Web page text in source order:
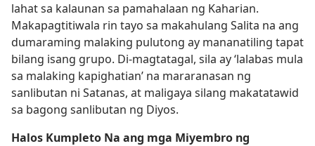
lahat sa kalaunan sa pamahalaan ng Kaharian.
Makapagtitiwala rin tayo sa makahulang Salita na ang
dumaraming malaking pulutong ay mananatiling tapat
bilang isang grupo. Di-magtatagal, sila ay ‘lalabas mula
sa malaking kapighatian’ na mararanasan ng
sanlibutan ni Satanas, at maligaya silang makatatawid
sa bagong sanlibutan ng Diyos.
Halos Kumpleto Na ang mga Miyembro ng